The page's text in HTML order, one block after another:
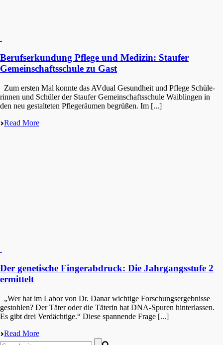
Berufserkundung Pflege und Medizin: Staufer
Gemeinschaftsschule zu Gast
Zum ersten Mal konnte das AVdual Gesund­heit und Pflege Schüle­
rin­nen und Schüler der Staufer Gemein­schafts­schu­le Waiblin­gen in
den neu gestal­te­ten Pflege­räu­men begrüßen. Im [...]
Read More
Der genetische Fingerabdruck: Die Jahrgangsstufe 2
ermittelt
„Wer hat im Labor von Dr. Danar wichti­ge Forschungs­er­geb­nis­se
gestoh­len? Der Täter oder die Täterin hat DNA-Spuren hinter­las­sen.
Es gibt drei Verdächtige.“ Diese spannen­de Frage [...]
Read More